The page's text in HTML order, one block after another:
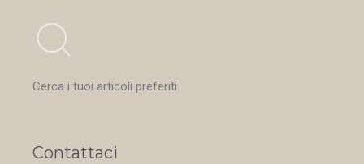
Cerca i tuoi articoli preferiti.
Contattaci